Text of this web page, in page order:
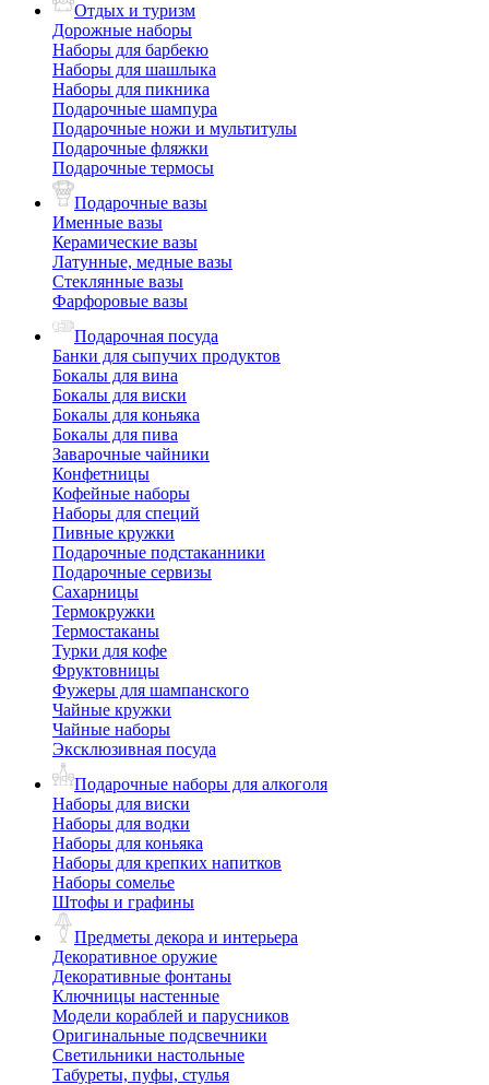
Отдых и туризм
Дорожные наборы
Наборы для барбекю
Наборы для шашлыка
Наборы для пикника
Подарочные шампура
Подарочные ножи и мультитулы
Подарочные фляжки
Подарочные термосы
Подарочные вазы
Именные вазы
Керамические вазы
Латунные, медные вазы
Стеклянные вазы
Фарфоровые вазы
Подарочная посуда
Банки для сыпучих продуктов
Бокалы для вина
Бокалы для виски
Бокалы для коньяка
Бокалы для пива
Заварочные чайники
Конфетницы
Кофейные наборы
Наборы для специй
Пивные кружки
Подарочные подстаканники
Подарочные сервизы
Сахарницы
Термокружки
Термостаканы
Турки для кофе
Фруктовницы
Фужеры для шампанского
Чайные кружки
Чайные наборы
Эксклюзивная посуда
Подарочные наборы для алкоголя
Наборы для виски
Наборы для водки
Наборы для коньяка
Наборы для крепких напитков
Наборы сомелье
Штофы и графины
Предметы декора и интерьера
Декоративное оружие
Декоративные фонтаны
Ключницы настенные
Модели кораблей и парусников
Оригинальные подсвечники
Светильники настольные
Табуреты, пуфы, стулья